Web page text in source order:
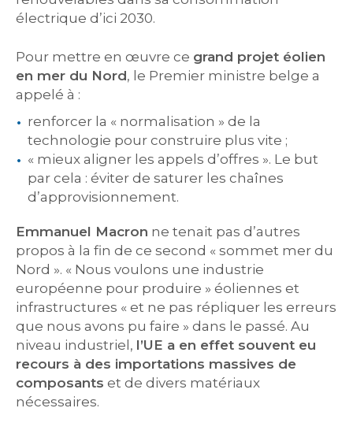
électrique d’ici 2030.
Pour mettre en œuvre ce grand projet éolien
en mer du Nord, le Premier ministre belge a
appelé à :
renforcer la « normalisation » de la
technologie pour construire plus vite ;
« mieux aligner les appels d’offres ». Le but
par cela : éviter de saturer les chaînes
d’approvisionnement.
Emmanuel Macron ne tenait pas d’autres
propos à la fin de ce second « sommet mer du
Nord ». « Nous voulons une industrie
européenne pour produire » éoliennes et
infrastructures « et ne pas répliquer les erreurs
que nous avons pu faire » dans le passé. Au
niveau industriel, l’UE a en effet souvent eu
recours à des importations massives de
composants et de divers matériaux
nécessaires.